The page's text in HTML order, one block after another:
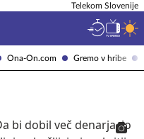
Ona-On.com Gremo v hribe
Telekom Slovenije